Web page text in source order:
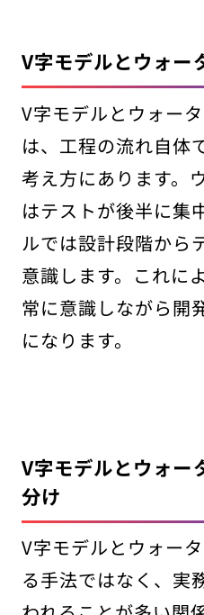
V字モデルとウォー
V字モデルとウォー
は、工程の流れ自体
考え方にあります。
はテストが後半に集
ルでは設計段階から
意識します。これに
常に意識しながら開
になります。
V字モデルとウォー
分け
V字モデルとウォー
る手法ではなく、実